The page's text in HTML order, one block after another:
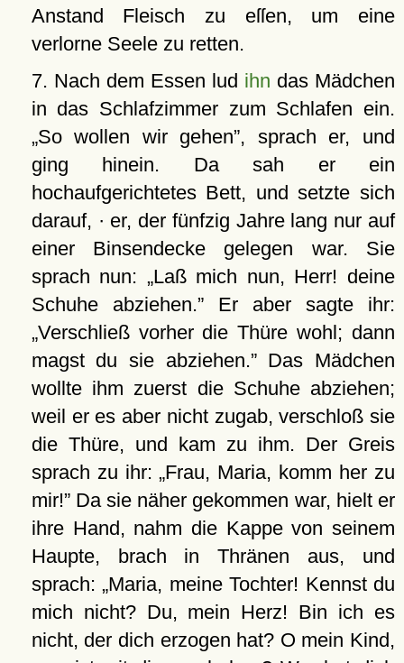
Anstand Fleisch zu eſſen, um eine
verlorne Seele zu retten.
7. Nach dem Essen lud ihn das Mädchen
in das Schlafzimmer zum Schlafen ein.
So wollen wir gehen , sprach er, und
ging hinein. Da sah er ein
hochaufgerichtetes Bett, und setzte sich
darauf, · er, der fünfzig Jahre lang nur auf
einer Binsendecke gelegen war. Sie
sprach nun:
Laß mich nun, Herr! deine
Schuhe abziehen. Er aber sagte ihr:
Verschließ vorher die Thüre wohl; dann
magst du sie abziehen. Das Mädchen
wollte ihm zuerst die Schuhe abziehen;
weil er es aber nicht zugab, verschloß sie
die Thüre, und kam zu ihm. Der Greis
sprach zu ihr: Frau, Maria, komm her zu
mir! Da sie näher gekommen war, hielt er
ihre Hand, nahm die Kappe von seinem
Haupte, brach in Thränen aus, und
sprach: Maria, meine Tochter! Kennst du
mich nicht? Du, mein Herz! Bin ich es
nicht, der dich erzogen hat? O mein Kind,